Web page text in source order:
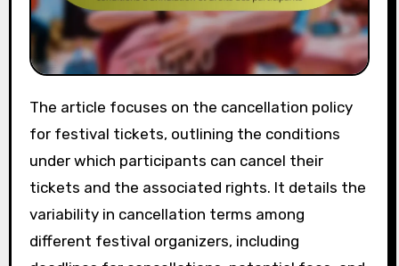
The article focuses on the cancellation policy
for festival tickets, outlining the conditions
under which participants can cancel their
tickets and the associated rights. It details the
variability in cancellation terms among
different festival organizers, including